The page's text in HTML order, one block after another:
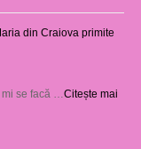
din Craiova primite
se facă … Citește mai